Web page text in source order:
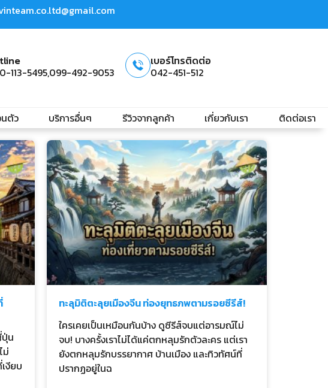
113-5495,099-492-9053
เบอร์โทรติดต่อ
042-451-512
ตัว บริการอื่นๆ รีวิวจากลูกค้า เกี่ยวกับเรา ติดต่อเรา
ปุ่น
ม่
งียบ
ทะลุมิติตะลุยเมืองจีน ท่องยุทธภพตามรอยซีรีส์!
ใครเคยเป็นเหมือนกันบ้าง ดูซีรีส์จบแต่อารมณ์ไม่
จบ! บางครั้งเราไม่ได้แค่ตกหลุมรักตัวละคร แต่เรา
ยังตกหลุมรักบรรยากาศ บ้านเมือง และทิวทัศน์ที่
ปรากฏอยู่ในฉ